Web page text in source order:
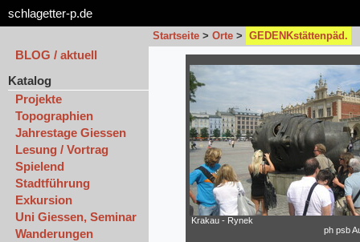
schlagetter-p.de
Startseite > Orte > GEDENKstättenpäd.
BLOG / aktuell
Katalog
Projekte
Topographien
Jahrestage Giessen
Lesung / Vortrag
Spielend
Stadtführung
Exkursion
Uni Giessen, Seminar
Wanderungen
Krakau - Rynek
ph psb